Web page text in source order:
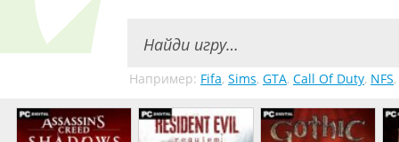
Например: Fifa, Sims, GTA, Call Of Duty, NFS,